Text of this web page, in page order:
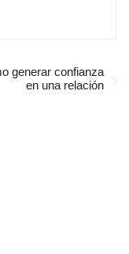
generar confianza
en una relación